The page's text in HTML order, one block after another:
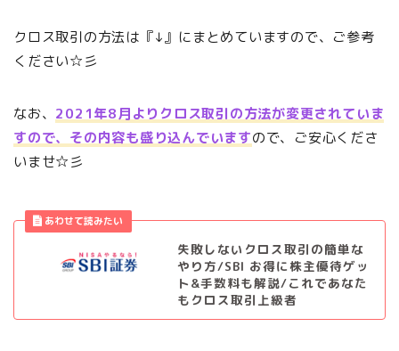
クロス取引の方法は『↓』にまとめていますので、ご参考
ください☆彡
なお、 2021年8月よりクロス取引の方法が変更されていま
すので、その内容も盛り込んでいますので、ご安心くださ
いませ☆彡
失敗しないクロス取引の簡単な
やり方/SBI お得に株主優待ゲッ
ト&手数料も解説/これであなた
もクロス取引上級者